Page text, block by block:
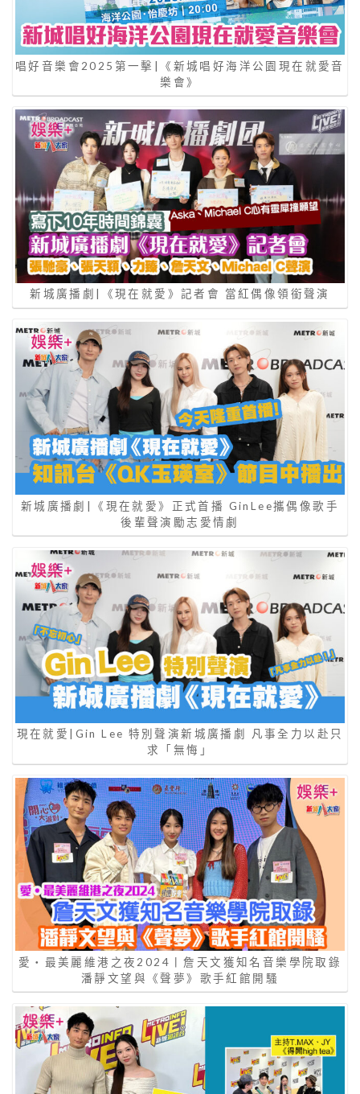
唱好音樂會2025第一擊|《新城唱好海洋公園現在就愛音
樂會》
新城廣播劇|《現在就愛》記者會 當紅偶像領銜聲演
新城廣播劇|《現在就愛》正式首播 GinLee攜偶像歌手
後輩聲演勵志愛情劇
現在就愛|Gin Lee 特別聲演新城廣播劇 凡事全力以赴只
求「無悔」
愛‧最美麗維港之夜2024丨詹天文獲知名音樂學院取錄
潘靜文望與《聲夢》歌手紅館開騷